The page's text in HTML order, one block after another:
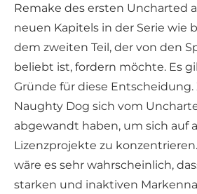
Remake des ersten Uncharted
neuen Kapitels in der Serie wie
dem zweiten Teil, der von den
beliebt ist, fordern möchte. Es
Gründe für diese
Naughty Dog sich vom
abgewandt haben, um sich auf
Lizenzprojekte zu
wäre es sehr wahrscheinlich,
starken und inaktiven